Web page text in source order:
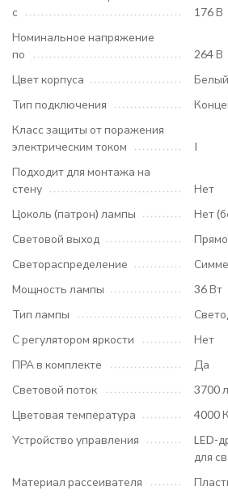
с
176 В
Номинальное напряжение
по
264 В
Цвет корпуса
Белый
Тип подключения
Класс защиты от поражения
электрическим током
I
Подходит для монтажа на
стену
Нет
Цоколь (патрон) лампы
Нет
Световой выход
Светораспределение
Мощность лампы
36 Вт
Тип лампы
С регулятором яркости
Нет
ПРА в комплекте
Да
Световой поток
3700
Цветовая температура
4000 К
Устройство управления
LED-
для
Материал рассеивателя